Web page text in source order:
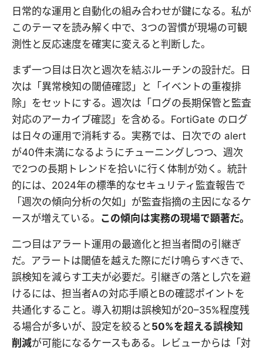
日常的な運用と自動化の組み合わせが鍵になる。私が
このテーマを読み解く中で、3つの習慣が現場の可観
測性と反応速度を確実に変えると判断した。
まず一つ目は日次と週次を結ぶルーチンの設計だ。日
次は「異常検知の閾値確認」と「イベントの重複排
除」をセットにする。週次は「ログの長期保管と監査
対応のアーカイブ確認」を含める。FortiGate のログ
は日々の運用で消耗する。実務では、日次での alert
が40件未満になるようにチューニングしつつ、週次
で2つの長期トレンドを拾いに行く体制が効く。統計
的には、2024年の標準的なセキュリティ監査報告で
「週次の傾向分析の欠如」が監査指摘の主因になるケ
ースが増えている。 この傾向は実務の現場で顕著だ。
二つ目はアラート運用の最適化と担当者間の引継ぎ
だ。アラートは閾値を越えた際にだけ鳴らすべきで、
誤検知を減らす工夫が必要だ。引継ぎの落とし穴を避
けるには、担当者Aの対応手順とBの確認ポイントを
共通化すること。導入初期は誤検知が20–35%程度残
る場合が多いが、設定を絞ると50%を超える誤検知
削減が可能になるケースもある。レビューからは「対